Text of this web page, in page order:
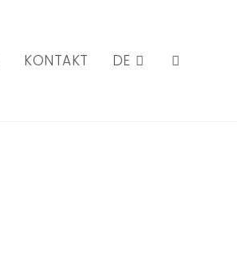
KONTAKT DE